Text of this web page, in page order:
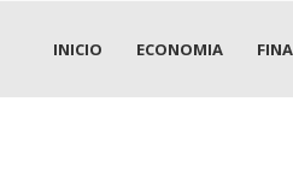
INICIO ECONOMIA